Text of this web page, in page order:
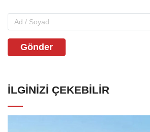
Gönder
İLGINIZI ÇEKEBILIR